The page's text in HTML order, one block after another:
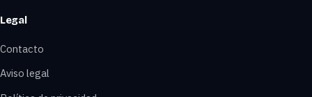
Legal
Contacto
Aviso legal